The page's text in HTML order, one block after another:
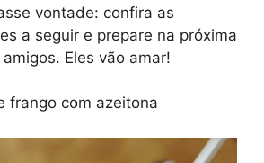
vontade: confira as
a seguir e prepare na próxima
Eles vão amar!
frango com azeitona